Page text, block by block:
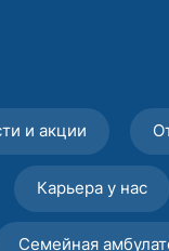
и акции
Карьера у нас
Семейная